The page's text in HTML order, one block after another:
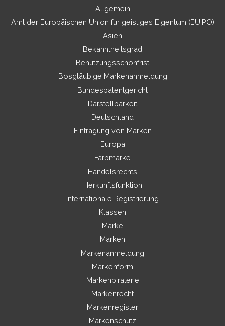
Allgemein
Amt der Europäischen Union für geistiges Eigentum (EUIPO)
Asien
Bekanntheitsgrad
Benutzungsschonfrist
Bösgläubige Markenanmeldung
Bundespatentgericht
Darstellbarkeit
Deutschland
Eintragung von Marken
Europa
Farbmarke
Handelsrechts
Herkunftsfunktion
Internationale Registrierung
Klassen
Marke
Marken
Markenanmeldung
Markenform
Markenpiraterie
Markenrecht
Markenregister
Markenschutz